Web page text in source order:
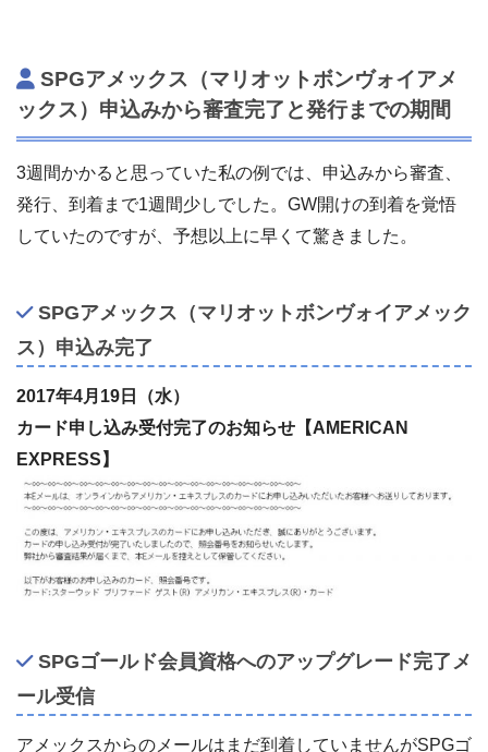
SPGアメックス（マリオットボンヴォイアメ
ックス）申込みから審査完了と発行までの期間
3週間かかると思っていた私の例では、申込みから審査、
発行、到着まで1週間少しでした。GW開けの到着を覚悟
していたのですが、予想以上に早くて驚きました。
SPGアメックス（マリオットボンヴォイアメック
ス）申込み完了
2017年4月19日（水）
カード申し込み受付完了のお知らせ【AMERICAN
EXPRESS】
SPGゴールド会員資格へのアップグレード完了メ
ール受信
アメックスからのメールはまだ到着していませんがSPGゴ